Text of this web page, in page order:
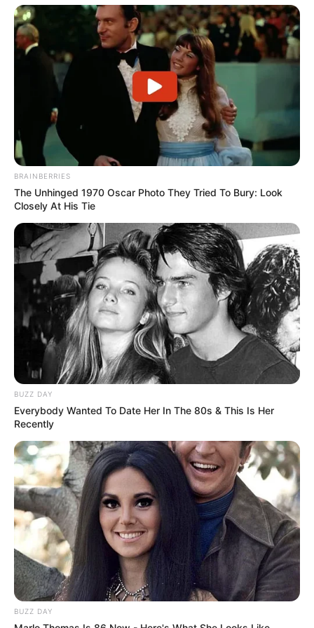
BRAINBERRIES
The Unhinged 1970 Oscar Photo They Tried To Bury: Look
Closely At His Tie
BUZZ DAY
Everybody Wanted To Date Her In The 80s & This Is Her
Recently
BUZZ DAY